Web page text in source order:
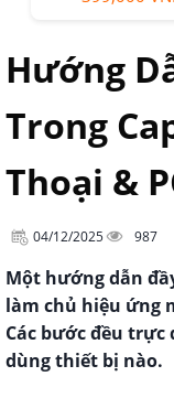
Hướng
Trong
Thoại &
04/12/2025 987
Một hướng dẫn
làm chủ hiệu ứng
Các bước đều
dùng thiết bị nào.